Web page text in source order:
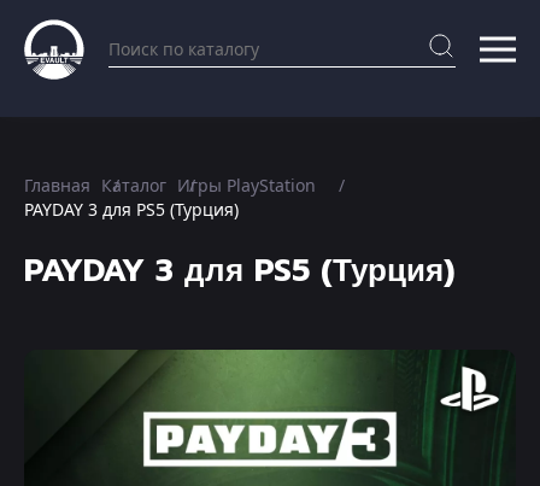
Главная Каталог Игры PlayStation
PAYDAY 3 для PS5 (Турция)
PAYDAY 3 для PS5 (Турция)